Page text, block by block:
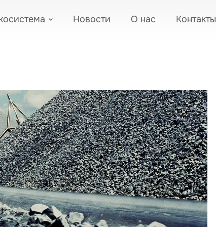
Новости О нас Контакты